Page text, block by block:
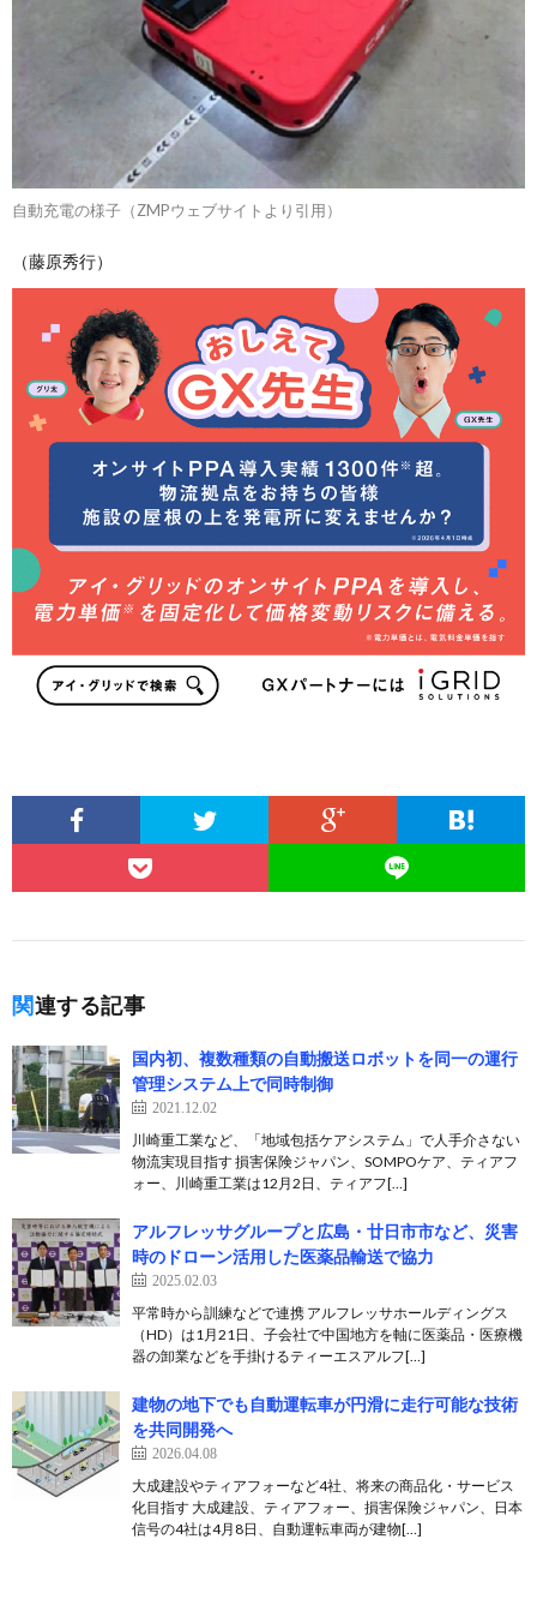
自動充電の様子（ZMPウェブサイトより引用）
（藤原秀行）
関連する記事
国内初、複数種類の自動搬送ロボットを同一の運行
管理システム上で同時制御
2021.12.02
川崎重工業など、「地域包括ケアシステム」で人手介さない
物流実現目指す 損害保険ジャパン、SOMPOケア、ティアフ
ォー、川崎重工業は12月2日、ティアフ[…]
アルフレッサグループと広島・廿日市市など、災害
時のドローン活用した医薬品輸送で協力
2025.02.03
平常時から訓練などで連携 アルフレッサホールディングス
（HD）は1月21日、子会社で中国地方を軸に医薬品・医療機
器の卸業などを手掛けるティーエスアルフ[…]
建物の地下でも自動運転車が円滑に走行可能な技術
を共同開発へ
2026.04.08
大成建設やティアフォーなど4社、将来の商品化・サービス
化目指す 大成建設、ティアフォー、損害保険ジャパン、日本
信号の4社は4月8日、自動運転車両が建物[…]